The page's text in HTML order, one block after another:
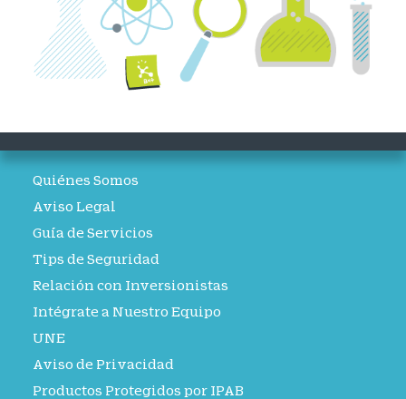
Quiénes Somos
Aviso Legal
Guía de Servicios
Tips de Seguridad
Relación con Inversionistas
Intégrate a Nuestro Equipo
UNE
Aviso de Privacidad
Productos Protegidos por IPAB